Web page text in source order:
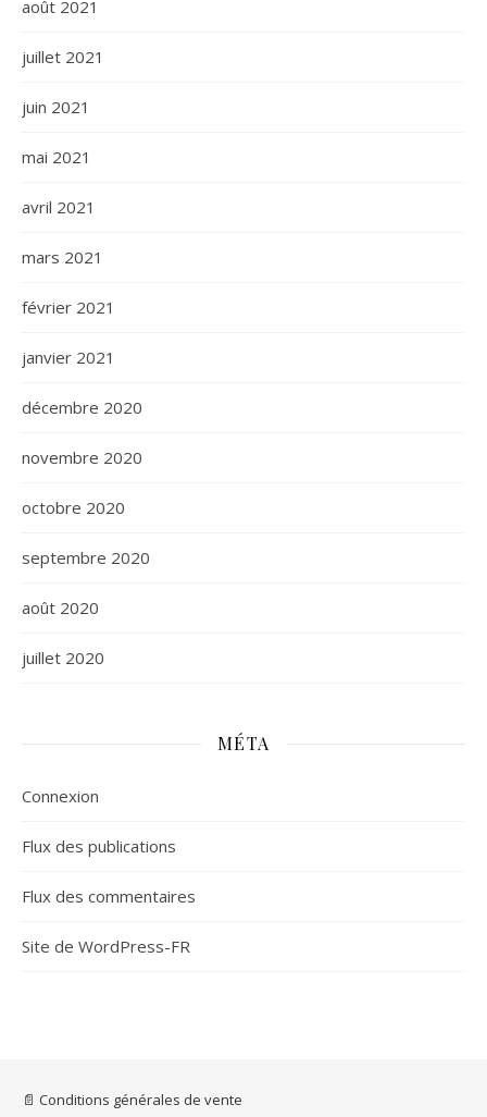
août 2021
juillet 2021
juin 2021
mai 2021
avril 2021
mars 2021
février 2021
janvier 2021
décembre 2020
novembre 2020
octobre 2020
septembre 2020
août 2020
juillet 2020
MÉTA
Connexion
Flux des publications
Flux des commentaires
Site de WordPress-FR
📄 Conditions générales de vente